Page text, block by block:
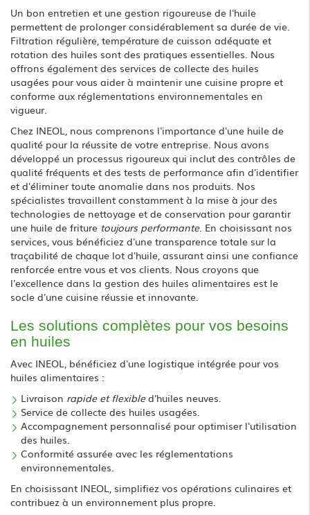
Un bon entretien et une gestion rigoureuse de l'huile
permettent de prolonger considérablement sa durée de vie.
Filtration régulière, température de cuisson adéquate et
rotation des huiles sont des pratiques essentielles. Nous
offrons également des services de collecte des huiles
usagées pour vous aider à maintenir une cuisine propre et
conforme aux réglementations environnementales en
vigueur.
Chez INEOL, nous comprenons l'importance d'une huile de
qualité pour la réussite de votre entreprise. Nous avons
développé un processus rigoureux qui inclut des contrôles de
qualité fréquents et des tests de performance afin d'identifier
et d'éliminer toute anomalie dans nos produits. Nos
spécialistes travaillent constamment à la mise à jour des
technologies de nettoyage et de conservation pour garantir
une huile de friture toujours performante. En choisissant nos
services, vous bénéficiez d'une transparence totale sur la
traçabilité de chaque lot d'huile, assurant ainsi une confiance
renforcée entre vous et vos clients. Nous croyons que
l'excellence dans la gestion des huiles alimentaires est le
socle d'une cuisine réussie et innovante.
Les solutions complètes pour vos besoins
en huiles
Avec INEOL, bénéficiez d'une logistique intégrée pour vos
huiles alimentaires :
Livraison rapide et flexibled'huiles neuves.
Service de collecte des huiles usagées.
Accompagnement personnalisé pour optimiser l'utilisation
des huiles.
Conformité assurée avec les réglementations
environnementales.
En choisissant INEOL, simplifiez vos opérations culinaires et
contribuez à un environnement plus propre.